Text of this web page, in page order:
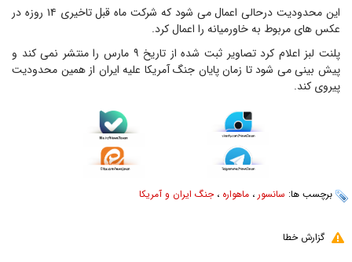
این محدودیت درحالی اعمال می شود که شرکت ماه قبل تاخیری ۱۴ روزه در
عکس های مربوط به خاورمیانه را اعمال کرد.
پلنت لبز اعلام کرد تصاویر ثبت شده از تاریخ ۹ مارس را منتشر نمی کند و
پیش بینی می شود تا زمان پایان جنگ آمریکا علیه ایران از همین محدودیت
پیروی کند.
برچسب ها: سانسور ، ماهواره ،جنگ ایران و آمریکا
گزارش خطا